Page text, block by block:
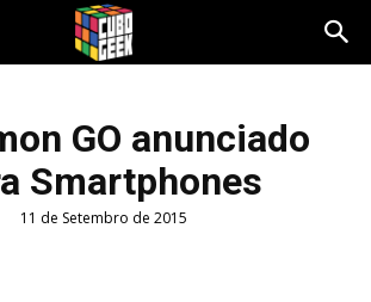
GO anunciado
Smartphones
11 de Setembro de 2015